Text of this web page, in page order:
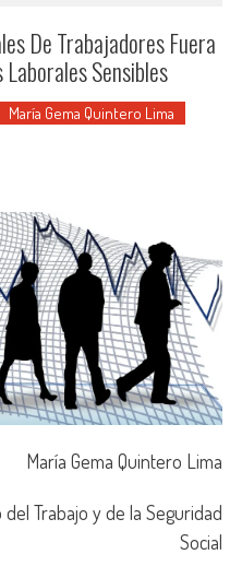
De Trabajadores Fuera
Sensibles
María Gema Quintero Lima
María Gema Quintero Lima
Trabajo y de la Seguridad
Social